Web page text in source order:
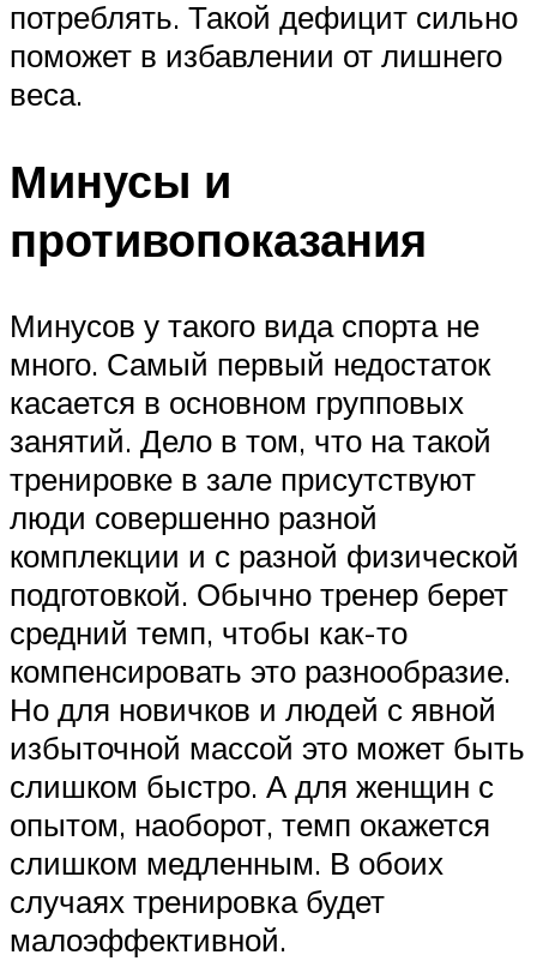
потреблять. Такой дефицит сильно
поможет в избавлении от лишнего
веса.
Минусы и
противопоказания
Минусов у такого вида спорта не
много. Самый первый недостаток
касается в основном групповых
занятий. Дело в том, что на такой
тренировке в зале присутствуют
люди совершенно разной
комплекции и с разной физической
подготовкой. Обычно тренер берет
средний темп, чтобы как-то
компенсировать это разнообразие.
Но для новичков и людей с явной
избыточной массой это может быть
слишком быстро. А для женщин с
опытом, наоборот, темп окажется
слишком медленным. В обоих
случаях тренировка будет
малоэффективной.